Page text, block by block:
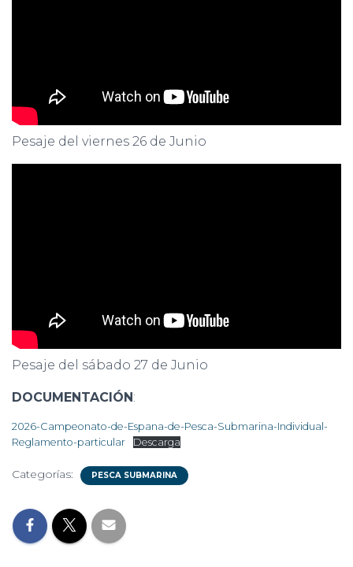
Pesaje del viernes 26 de Junio
Pesaje del sábado 27 de Junio
DOCUMENTACIÓN :
2026-Campeonato-de-Espana-de-Pesca-Submarina-Individual-
Reglamento-particular
Descarga
Categorías: PESCA SUBMARINA